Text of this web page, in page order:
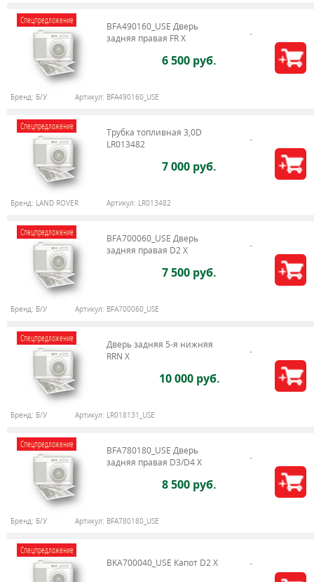
Спецпредложение
BFA490160_USE Дверь
задняя правая FR X
6 500 руб.
Бренд: Б/У Артикул: BFA490160_USE
Спецпредложение
Трубка топливная 3,0D
LR013482
7 000 руб.
Бренд: LAND ROVER Артикул: LR013482
Спецпредложение
BFA700060_USE Дверь
задняя правая D2 X
7 500 руб.
Бренд: Б/У Артикул: BFA700060_USE
Спецпредложение
Дверь задняя 5-я нижняя
RRN X
10 000 руб.
Бренд: Б/У Артикул: LR018131_USE
Спецпредложение
BFA780180_USE Дверь
задняя правая D3/D4 X
8 500 руб.
Бренд: Б/У Артикул: BFA780180_USE
Спецпредложение
BKA700040_USE Капот D2 X